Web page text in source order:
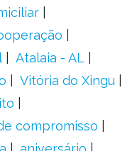
Atalaia - AL
Vitória do Xingu
compromisso